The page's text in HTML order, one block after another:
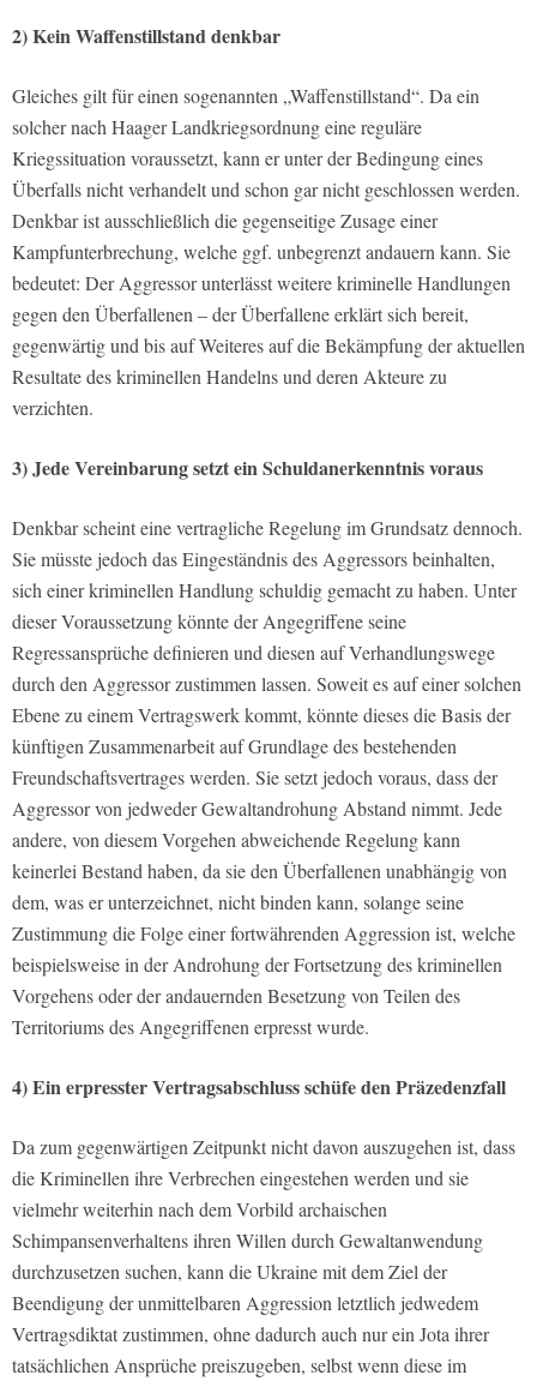
2) Kein Waffenstillstand denkbar
Gleiches gilt für einen sogenannten „Waffenstillstand“. Da ein
solcher nach Haager Landkriegsordnung eine reguläre
Kriegssituation voraussetzt, kann er unter der Bedingung eines
Überfalls nicht verhandelt und schon gar nicht geschlossen werden.
Denkbar ist ausschließlich die gegenseitige Zusage einer
Kampfunterbrechung, welche ggf. unbegrenzt andauern kann. Sie
bedeutet: Der Aggressor unterlässt weitere kriminelle Handlungen
gegen den Überfallenen – der Überfallene erklärt sich bereit,
gegenwärtig und bis auf Weiteres auf die Bekämpfung der aktuellen
Resultate des kriminellen Handelns und deren Akteure zu
verzichten.
3) Jede Vereinbarung setzt ein Schuldanerkenntnis voraus
Denkbar scheint eine vertragliche Regelung im Grundsatz dennoch.
Sie müsste jedoch das Eingeständnis des Aggressors beinhalten,
sich einer kriminellen Handlung schuldig gemacht zu haben. Unter
dieser Voraussetzung könnte der Angegriffene seine
Regressansprüche definieren und diesen auf Verhandlungswege
durch den Aggressor zustimmen lassen. Soweit es auf einer solchen
Ebene zu einem Vertragswerk kommt, könnte dieses die Basis der
künftigen Zusammenarbeit auf Grundlage des bestehenden
Freundschaftsvertrages werden. Sie setzt jedoch voraus, dass der
Aggressor von jedweder Gewaltandrohung Abstand nimmt. Jede
andere, von diesem Vorgehen abweichende Regelung kann
keinerlei Bestand haben, da sie den Überfallenen unabhängig von
dem, was er unterzeichnet, nicht binden kann, solange seine
Zustimmung die Folge einer fortwährenden Aggression ist, welche
beispielsweise in der Androhung der Fortsetzung des kriminellen
Vorgehens oder der andauernden Besetzung von Teilen des
Territoriums des Angegriffenen erpresst wurde.
4) Ein erpresster Vertragsabschluss schüfe den Präzedenzfall
Da zum gegenwärtigen Zeitpunkt nicht davon auszugehen ist, dass
die Kriminellen ihre Verbrechen eingestehen werden und sie
vielmehr weiterhin nach dem Vorbild archaischen
Schimpansenverhaltens ihren Willen durch Gewaltanwendung
durchzusetzen suchen, kann die Ukraine mit dem Ziel der
Beendigung der unmittelbaren Aggression letztlich jedwedem
Vertragsdiktat zustimmen, ohne dadurch auch nur ein Jota ihrer
tatsächlichen Ansprüche preiszugeben, selbst wenn diese im